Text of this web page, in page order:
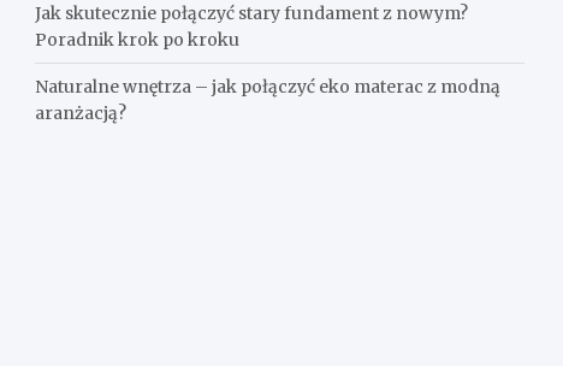
Jak skutecznie połączyć stary fundament z nowym?
Poradnik krok po kroku
Naturalne wnętrza – jak połączyć eko materac z modną
aranżacją?